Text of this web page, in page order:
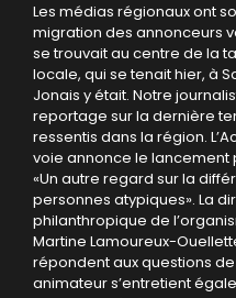
Les médias régionaux ont
migration des annonceurs
se trouvait au centre de la
locale, qui se tenait hier, à
Jonais y était. Notre
reportage sur la dernière
ressentis dans la région.
voie annonce le lancement
«Un autre regard sur la
personnes atypiques». La
philanthropique de
Martine Lamoureux-
répondent aux questions
animateur s’entretient